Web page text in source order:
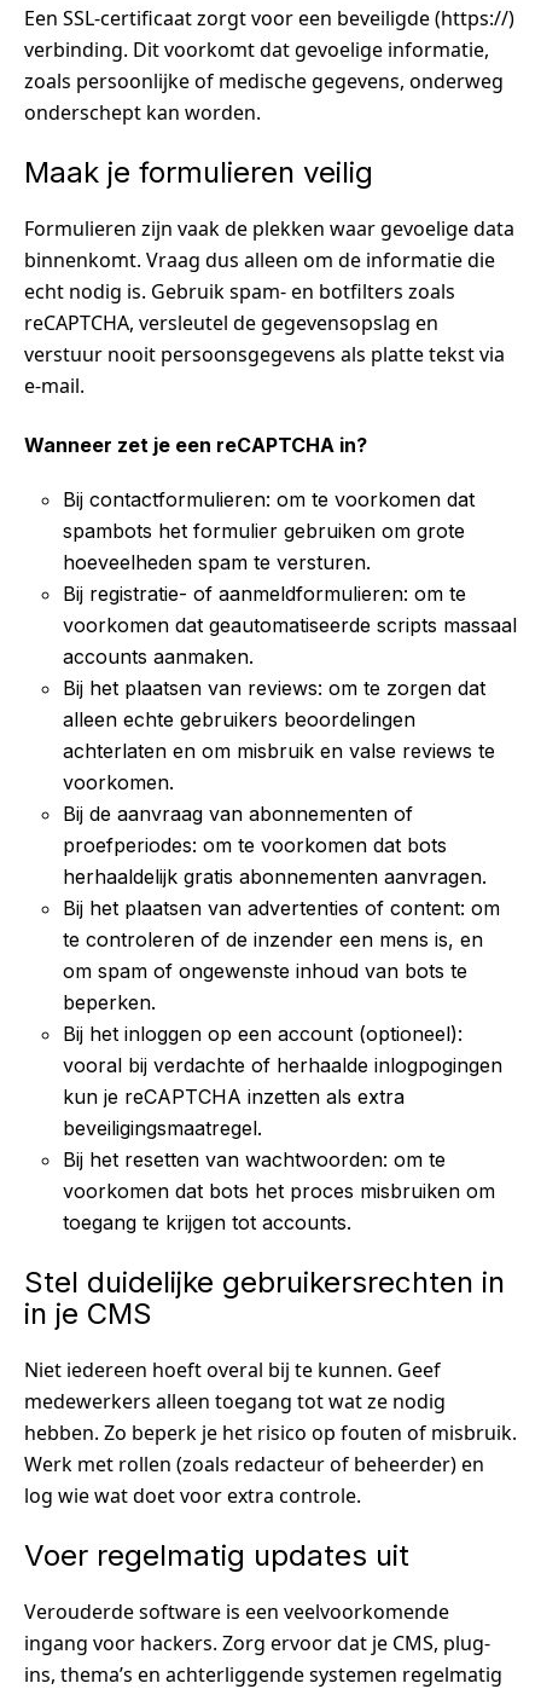
Een SSL-certificaat zorgt voor een beveiligde (https://)
verbinding. Dit voorkomt dat gevoelige informatie,
zoals persoonlijke of medische gegevens, onderweg
onderschept kan worden.
Maak je formulieren veilig
Formulieren zijn vaak de plekken waar gevoelige data
binnenkomt. Vraag dus alleen om de informatie die
echt nodig is. Gebruik spam- en botfilters zoals
reCAPTCHA, versleutel de gegevensopslag en
verstuur nooit persoonsgegevens als platte tekst via
e-mail.
Wanneer zet je een reCAPTCHA in?
Bij contactformulieren: om te voorkomen dat
spambots het formulier gebruiken om grote
hoeveelheden spam te versturen.
Bij registratie- of aanmeldformulieren: om te
voorkomen dat geautomatiseerde scripts massaal
accounts aanmaken.
Bij het plaatsen van reviews: om te zorgen dat
alleen echte gebruikers beoordelingen
achterlaten en om misbruik en valse reviews te
voorkomen.
Bij de aanvraag van abonnementen of
proefperiodes: om te voorkomen dat bots
herhaaldelijk gratis abonnementen aanvragen.
Bij het plaatsen van advertenties of content: om
te controleren of de inzender een mens is, en
om spam of ongewenste inhoud van bots te
beperken.
Bij het inloggen op een account (optioneel):
vooral bij verdachte of herhaalde inlogpogingen
kun je reCAPTCHA inzetten als extra
beveiligingsmaatregel.
Bij het resetten van wachtwoorden: om te
voorkomen dat bots het proces misbruiken om
toegang te krijgen tot accounts.
Stel duidelijke gebruikersrechten in
in je CMS
Niet iedereen hoeft overal bij te kunnen. Geef
medewerkers alleen toegang tot wat ze nodig
hebben. Zo beperk je het risico op fouten of misbruik.
Werk met rollen (zoals redacteur of beheerder) en
log wie wat doet voor extra controle.
Voer regelmatig updates uit
Verouderde software is een veelvoorkomende
ingang voor hackers. Zorg ervoor dat je CMS, plug-
ins, thema’s en achterliggende systemen regelmatig